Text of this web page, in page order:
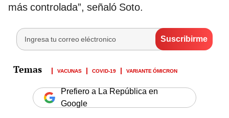
más controlada”, señaló Soto.
VACUNAS COVID-19 VARIANTE ÓMICRON
Prefiero a La República en
Google